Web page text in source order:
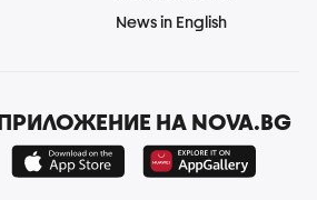
News in English
НА NOVA.BG